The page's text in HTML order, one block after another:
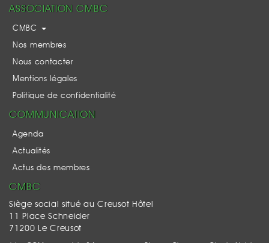
ASSOCIATION CMBC
CMBC
Nos membres
Nous contacter
Mentions légales
Politique de confidentialité
COMMUNICATION
Agenda
Actualités
Actus des membres
CMBC
Siège social situé au Creusot Hôtel
11 Place Schneider
71200 Le Creusot